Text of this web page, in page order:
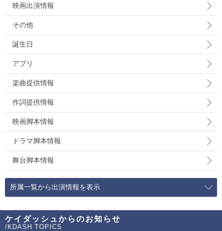
映画出演情報
その他
誕生日
アプリ
楽曲提供情報
作詞提供情報
映画脚本情報
ドラマ脚本情報
舞台脚本情報
所属一覧から出演情報を表示
ケイダッシュからのお知らせ
/KDASH TOPICS